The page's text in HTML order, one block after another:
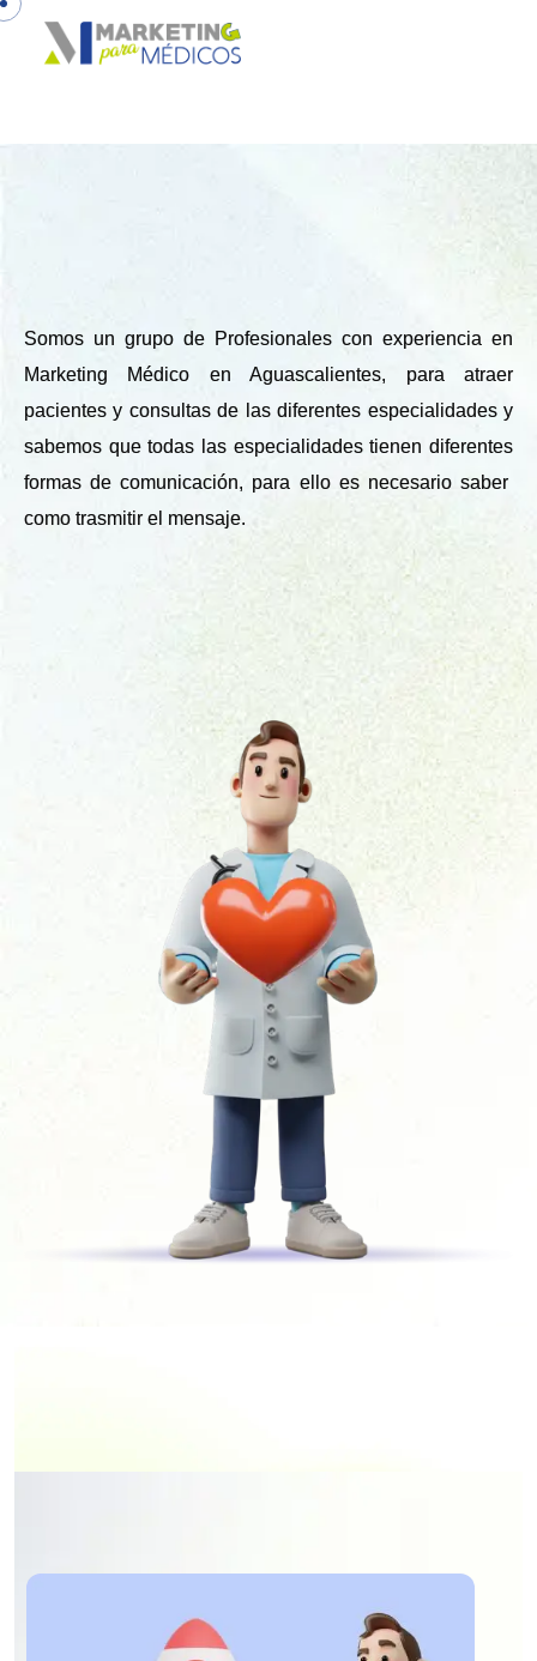
Somos un grupo de Profesionales con experiencia en
Marketing Médico en Aguascalientes, para atraer
pacientes y consultas de las diferentes especialidades y
sabemos que todas las especialidades tienen diferentes
formas de comunicación, para ello es necesario saber
como trasmitir el mensaje.